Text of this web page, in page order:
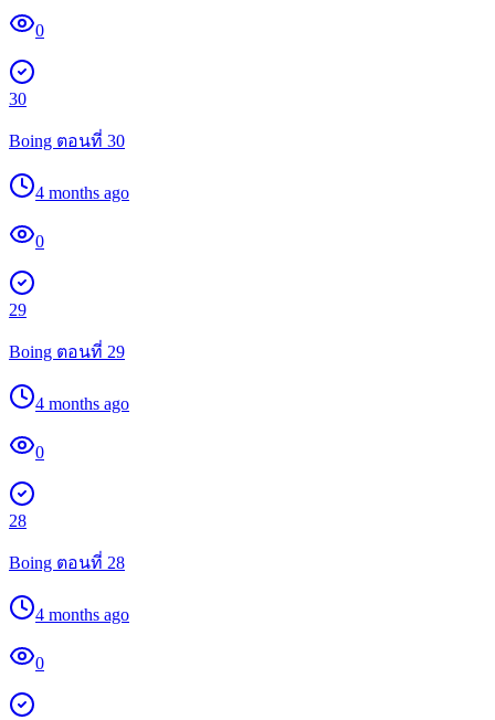
0
30
Boing ตอนที่ 30
4 months ago
0
29
Boing ตอนที่ 29
4 months ago
0
28
Boing ตอนที่ 28
4 months ago
0